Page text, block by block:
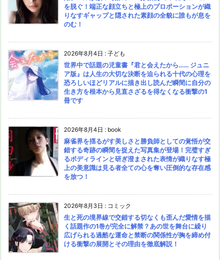
を脱ぐ！端正な顔立ちと極上のプロポーションが織
りなすギャップと隠された素顔の全貌に誰もが息を
のむ！
2026年8月4日 : 子ども
世界中で話題の児童書『君と会えたから…… ジュニ
ア版』は人生の大切な決断を迫られる十代の心理を
恐ろしいほどリアルに描き出し読んだ瞬間に自分の
生き方を根本から見直さざるを得なくなる衝撃の1
冊です
2026年8月4日 : book
麻雀界を揺るがす美しさと勝負師としての覚悟が交
錯する奇跡の瞬間を捉えた写真集が登場！完璧すぎ
るボディラインと研ぎ澄まされた表情が織りなす極
上の美意識は見る者全ての心を奪い圧倒的な存在感
を放つ！
2026年8月3日 : コミック
生と死の境界線で交錯する切なくも歪んだ愛情を描
く話題作の1巻が完全に解禁？あの世を舞台に繰り
広げられる過酷な運命と禁断の関係性が胸を締め付
ける衝撃の展開とその理由を徹底解説！